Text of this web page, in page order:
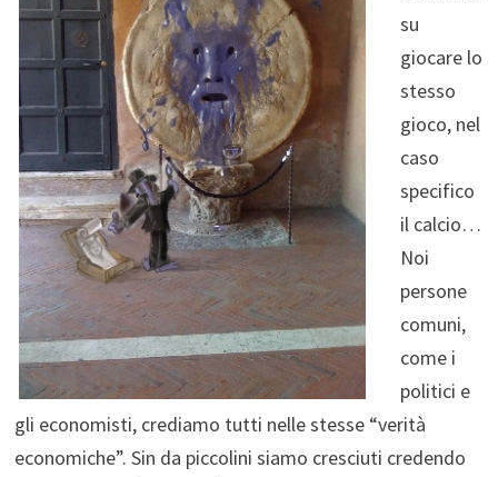
su
giocare lo
stesso
gioco, nel
caso
specifico
il calcio…
Noi
persone
comuni,
come i
politici e
gli economisti, crediamo tutti nelle stesse “verità
economiche”. Sin da piccolini siamo cresciuti credendo